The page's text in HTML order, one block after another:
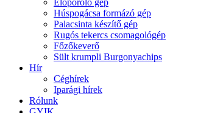
Előporoló gép
Húspogácsa formázó gép
Palacsinta készítő gép
Rugós tekercs csomagológép
Főzőkeverő
Sült krumpli Burgonyachips
Hír
Céghírek
Iparági hírek
Rólunk